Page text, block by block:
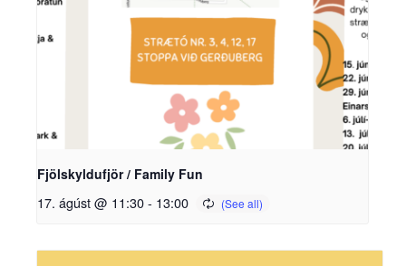
Fjölskyldufjör / Family Fun
17. ágúst @ 11:30- 13:00